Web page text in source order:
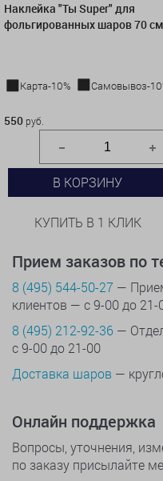
Наклейка "Ты Super" для
фольгированных шаров 70 см
Карта-10%
Самовывоз-
550 руб.
В КОРЗИНУ
КУПИТЬ В 1 КЛИК
Прием заказов по
8 (495) 544-50-27 —
клиентов — с 9-00 до 21-
8 (495) 212-92-36 —
с 9-00 до 21-00
Доставка шаров —
Онлайн поддержка
Вопросы, уточнения,
по заказу присылайте